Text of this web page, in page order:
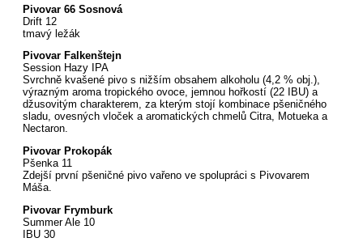
Pivovar 66 Sosnová
Drift 12
tmavý ležák
Pivovar Falkenštejn
Session Hazy IPA
Svrchně kvašené pivo s nižším obsahem alkoholu (4,2 % obj.),
výrazným aroma tropického ovoce, jemnou hořkostí (22 IBU) a
džusovitým charakterem, za kterým stojí kombinace pšeničného
sladu, ovesných vloček a aromatických chmelů Citra, Motueka a
Nectaron.
Pivovar Prokopák
Pšenka 11
Zdejší první pšeničné pivo vařeno ve spolupráci s Pivovarem
Máša.
Pivovar Frymburk
Summer Ale 10
IBU 30